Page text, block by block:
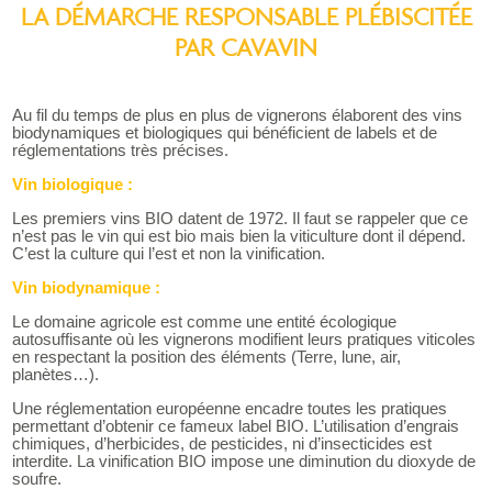
LA DÉMARCHE RESPONSABLE PLÉBISCITÉE
PAR CAVAVIN
Au fil du temps de plus en plus de vignerons élaborent des vins
biodynamiques et biologiques qui bénéficient de labels et de
réglementations très précises.
Vin biologique :
Les premiers vins BIO datent de 1972. Il faut se rappeler que ce
n’est pas le vin qui est bio mais bien la viticulture dont il dépend.
C’est la culture qui l’est et non la vinification.
Vin biodynamique :
Le domaine agricole est comme une entité écologique
autosuffisante où les vignerons modifient leurs pratiques viticoles
en respectant la position des éléments (Terre, lune, air,
planètes…).
Une réglementation européenne encadre toutes les pratiques
permettant d’obtenir ce fameux label BIO. L’utilisation d’engrais
chimiques, d’herbicides, de pesticides, ni d’insecticides est
interdite. La vinification BIO impose une diminution du dioxyde de
soufre.